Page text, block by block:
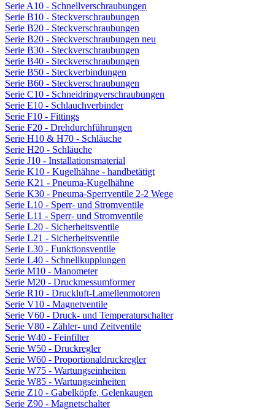
Serie A10 - Schnellverschraubungen
Serie B10 - Steckverschraubungen
Serie B20 - Steckverschraubungen
Serie B20 - Steckverschraubungen neu
Serie B30 - Steckverschraubungen
Serie B40 - Steckverschraubungen
Serie B50 - Steckverbindungen
Serie B60 - Steckverschraubungen
Serie C10 - Schneidringverschraubungen
Serie E10 - Schlauchverbinder
Serie F10 - Fittings
Serie F20 - Drehdurchführungen
Serie H10 & H70 - Schläuche
Serie H20 - Schläuche
Serie J10 - Installationsmaterial
Serie K10 - Kugelhähne - handbetätigt
Serie K21 - Pneuma-Kugelhähne
Serie K30 - Pneuma-Sperrventile 2-2 Wege
Serie L10 - Sperr- und Stromventile
Serie L11 - Sperr- und Stromventile
Serie L20 - Sicherheitsventile
Serie L21 - Sicherheitsventile
Serie L30 - Funktionsventile
Serie L40 - Schnellkupplungen
Serie M10 - Manometer
Serie M20 - Druckmessumformer
Serie R10 - Druckluft-Lamellenmotoren
Serie V10 - Magnetventile
Serie V60 - Druck- und Temperaturschalter
Serie V80 - Zähler- und Zeitventile
Serie W40 - Feinfilter
Serie W50 - Druckregler
Serie W60 - Proportionaldruckregler
Serie W75 - Wartungseinheiten
Serie W85 - Wartungseinheiten
Serie Z10 - Gabelköpfe, Gelenkaugen
Serie Z90 - Magnetschalter